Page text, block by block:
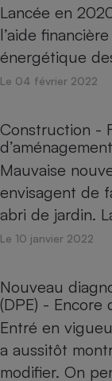
Lancée en
l’aide
énergétique
Le 04 février 2022
Construction -
d’aménagement
Mauvaise
envisagent de
abri de jardin.
Le 10 janvier 2022
Nouveau
(DPE) - Encore
Entré en
a aussitôt
modifier. On